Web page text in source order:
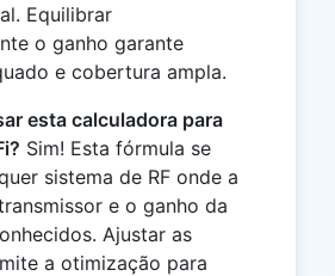
Equilibrar
o ganho garante
e cobertura ampla.
esta calculadora para
Sim! Esta fórmula se
sistema de RF onde a
e o ganho da
Ajustar as
a otimização para